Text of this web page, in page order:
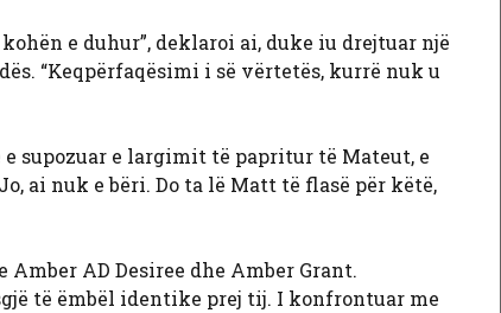
e duhur”, deklaroi ai, duke iu drejtuar një
“Keqpërfaqësimi i së vërtetës, kurrë nuk u
supozuar e largimit të papritur të Mateut, e
ai nuk e bëri. Do ta lë Matt të flasë për këtë,
AD Desiree dhe Amber Grant.
të ëmbël identike prej tij. I konfrontuar me